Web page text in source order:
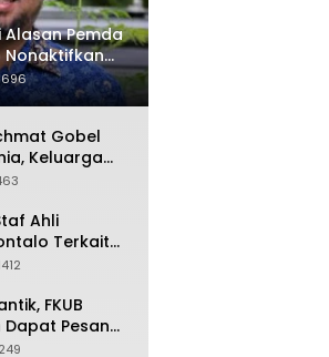
Alasan Pemda
Nonaktifkan
Gobel
Keluarga
Terakhir
Ahli
Terkait
Rp5 Miliar
FKUB
Pesan
Azhari